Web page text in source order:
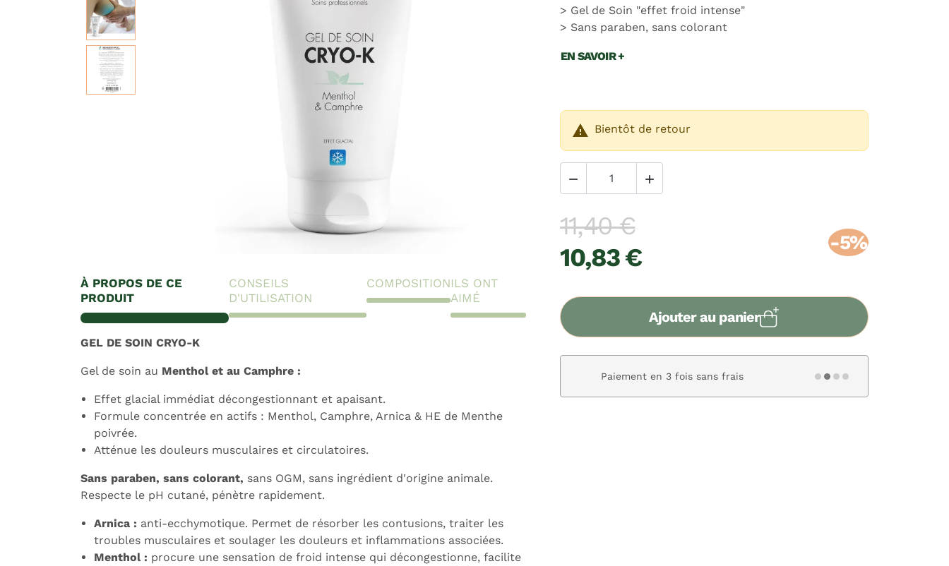
Gel de Soin "effet froid intense"
Sans paraben, sans colorant
EN SAVOIR +
 Bientôt de retour
 
11,40 €
10,83 €
-5%
Ajouter au panier
Expédition sous 24h Paiement en 3 fois sans frais
À PROPOS DE CE
PRODUIT
CONSEILS
D'UTILISATION
COMPOSITIONILS ONT
AIMÉ
GEL DE SOIN CRYO-K
Gel de soin au Menthol et au Camphre :
Effet glacial immédiat décongestionnant et apaisant.
Formule concentrée en actifs : Menthol, Camphre, Arnica & HE de Menthe
poivrée.
Atténue les douleurs musculaires et circulatoires.
Sans paraben, sans colorant, sans OGM, sans ingrédient d'origine animale.
Respecte le pH cutané, pénètre rapidement.
Arnica : anti-ecchymotique. Permet de résorber les contusions, traiter les
troubles musculaires et soulager les douleurs et inflammations associées.
Menthol : procure une sensation de froid intense qui décongestionne, facilite